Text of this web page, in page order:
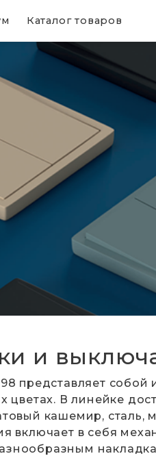
Каталог товаров
и
представляет
цветах. В линейке
кашемир, сталь,
в себя